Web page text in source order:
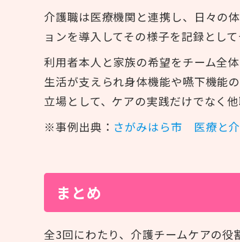
介護職は医療機関と連携し、日々の
ョンを導入してその様子を記録とし
利用者本人と家族の希望をチーム全
生活が支えられ身体機能や嚥下機能
立場として、ケアの実践だけでなく
※事例出典： さがみはら市 医療と
まとめ
全3回にわたり、介護チームケアの